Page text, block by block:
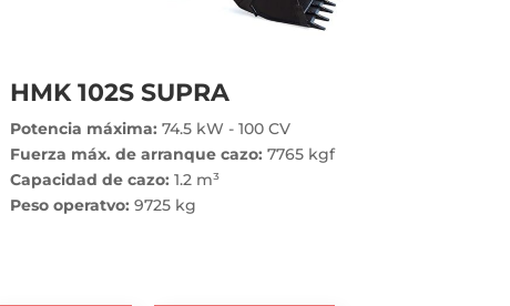
HMK 102S SUPRA
Potencia máxima: 74.5 kW - 100 CV
Fuerza máx. de arranque cazo: 7765 kgf
Capacidad de cazo: 1.2 m³
Peso operatvo: 9725 kg